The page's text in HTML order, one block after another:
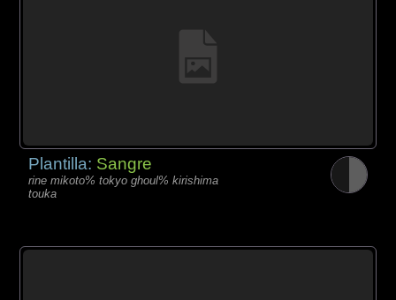
Plantilla: Sangre
rine mikoto% tokyo ghoul% kirishima
touka